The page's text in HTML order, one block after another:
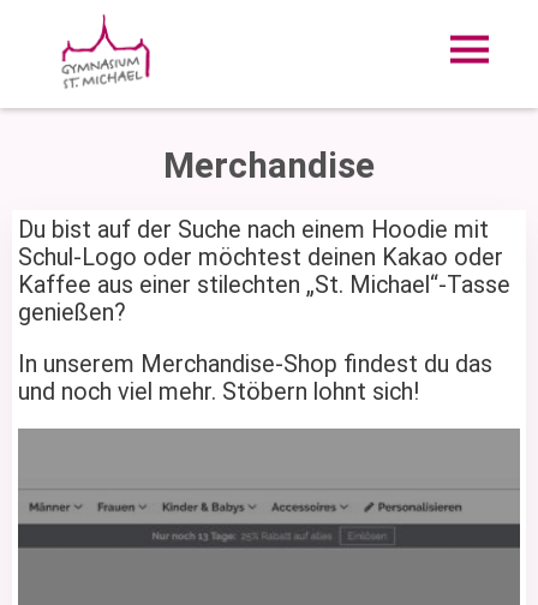
Merchandise
Du bist auf der Suche nach einem Hoodie mit
Schul-Logo oder möchtest deinen Kakao oder
Kaffee aus einer stilechten „St. Michael“-Tasse
genießen?
In unserem Merchandise-Shop findest du das
und noch viel mehr. Stöbern lohnt sich!